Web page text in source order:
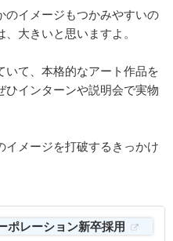
のイメージもつかみやすいの
大きいと思いますよ。
て、本格的なアート作品を
インターンや説明会で実物
イメージを打破するきっかけ
ポレーション新卒採用